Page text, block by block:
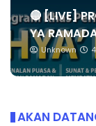
🔴 [LIVE]
YA
Unknown
AKAN